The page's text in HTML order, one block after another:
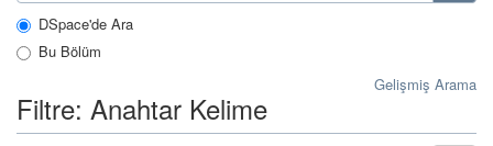
DSpace'de Ara
Bu Bölüm
Gelişmiş Arama
Filtre: Anahtar Kelime